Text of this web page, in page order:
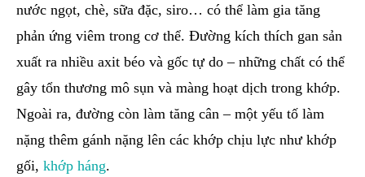
nước ngọt, chè, sữa đặc, siro… có thể làm gia tăng
phản ứng viêm trong cơ thể. Đường kích thích gan sản
xuất ra nhiều axit béo và gốc tự do – những chất có thể
gây tổn thương mô sụn và màng hoạt dịch trong khớp.
Ngoài ra, đường còn làm tăng cân – một yếu tố làm
nặng thêm gánh nặng lên các khớp chịu lực như khớp
gối, khớp háng.